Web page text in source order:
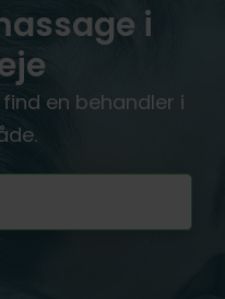
i
en behandler i